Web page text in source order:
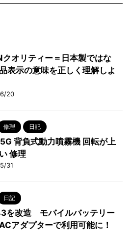
オリティー＝日本製ではな
表示の意味を正しく理解しよ
20
修理 日記
背負式動力噴霧機 回転が上
修理
31
日記
を改造 モバイルバッテリー
アダプターで利用可能に！